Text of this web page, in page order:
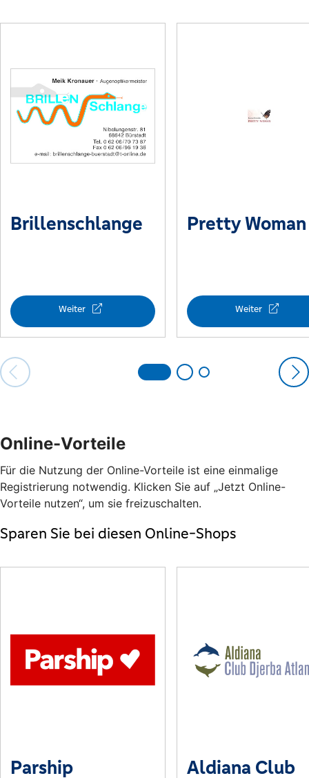
Online-Vorteile
Für die Nutzung der Online-Vorteile ist eine einmalige
Registrierung notwendig. Klicken Sie auf „Jetzt Online-
Vorteile nutzen“, um sie freizuschalten.